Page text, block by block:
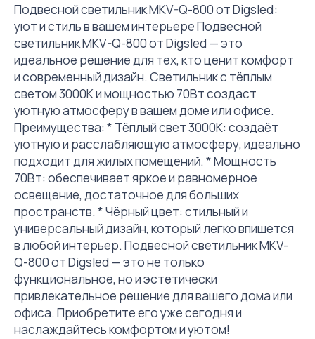
Подвесной светильник MKV-Q-800 от Digsled:
уют и стиль в вашем интерьере Подвесной
светильник MKV-Q-800 от Digsled — это
идеальное решение для тех, кто ценит комфорт
и современный дизайн. Светильник с тёплым
светом 3000К и мощностью 70Вт создаст
уютную атмосферу в вашем доме или офисе.
Преимущества: * Тёплый свет 3000К: создаёт
уютную и расслабляющую атмосферу, идеально
подходит для жилых помещений. * Мощность
70Вт: обеспечивает яркое и равномерное
освещение, достаточное для больших
пространств. * Чёрный цвет: стильный и
универсальный дизайн, который легко впишется
в любой интерьер. Подвесной светильник MKV-
Q-800 от Digsled — это не только
функциональное, но и эстетически
привлекательное решение для вашего дома или
офиса. Приобретите его уже сегодня и
наслаждайтесь комфортом и уютом!